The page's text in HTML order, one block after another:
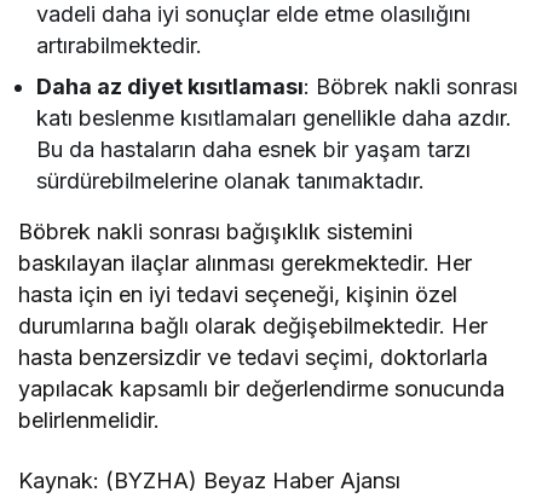
vadeli daha iyi sonuçlar elde etme olasılığını
artırabilmektedir.
Daha az diyet kısıtlaması: Böbrek nakli sonrası
katı beslenme kısıtlamaları genellikle daha azdır.
Bu da hastaların daha esnek bir yaşam tarzı
sürdürebilmelerine olanak tanımaktadır.
Böbrek nakli sonrası bağışıklık sistemini
baskılayan ilaçlar alınması gerekmektedir. Her
hasta için en iyi tedavi seçeneği, kişinin özel
durumlarına bağlı olarak değişebilmektedir. Her
hasta benzersizdir ve tedavi seçimi, doktorlarla
yapılacak kapsamlı bir değerlendirme sonucunda
belirlenmelidir.
Kaynak: (BYZHA) Beyaz Haber Ajansı